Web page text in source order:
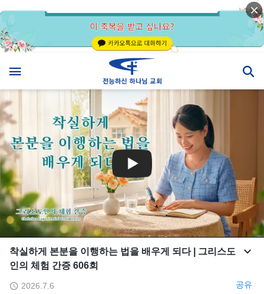
착실하게 본분을 이행하는 법을 배우게 되다 | 그리스도
인의 체험 간증 606회
2026.7.6 공유